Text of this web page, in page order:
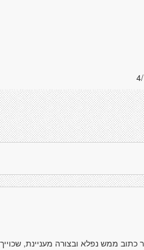
כתוב ממש נפלא ובצורה מעניינת,